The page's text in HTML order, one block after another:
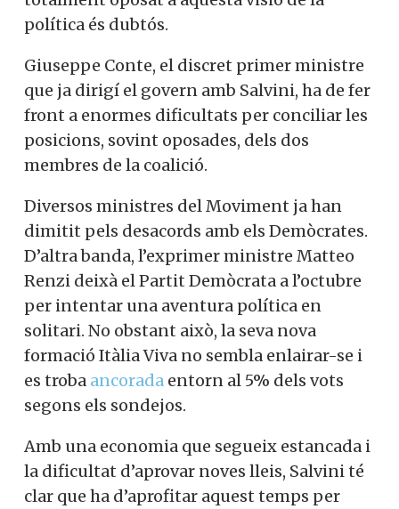
política és dubtós.
Giuseppe Conte, el discret primer ministre
que ja dirigí el govern amb Salvini, ha de fer
front a enormes dificultats per conciliar les
posicions, sovint oposades, dels dos
membres de la coalició.
Diversos ministres del Moviment ja han
dimitit pels desacords amb els Demòcrates.
D’altra banda, l’exprimer ministre Matteo
Renzi deixà el Partit Demòcrata a l’octubre
per intentar una aventura política en
solitari. No obstant això, la seva nova
formació Itàlia Viva no sembla enlairar-se i
es troba ancorada entorn al 5% dels vots
segons els sondejos.
Amb una economia que segueix estancada i
la dificultat d’aprovar noves lleis, Salvini té
clar que ha d’aprofitar aquest temps per